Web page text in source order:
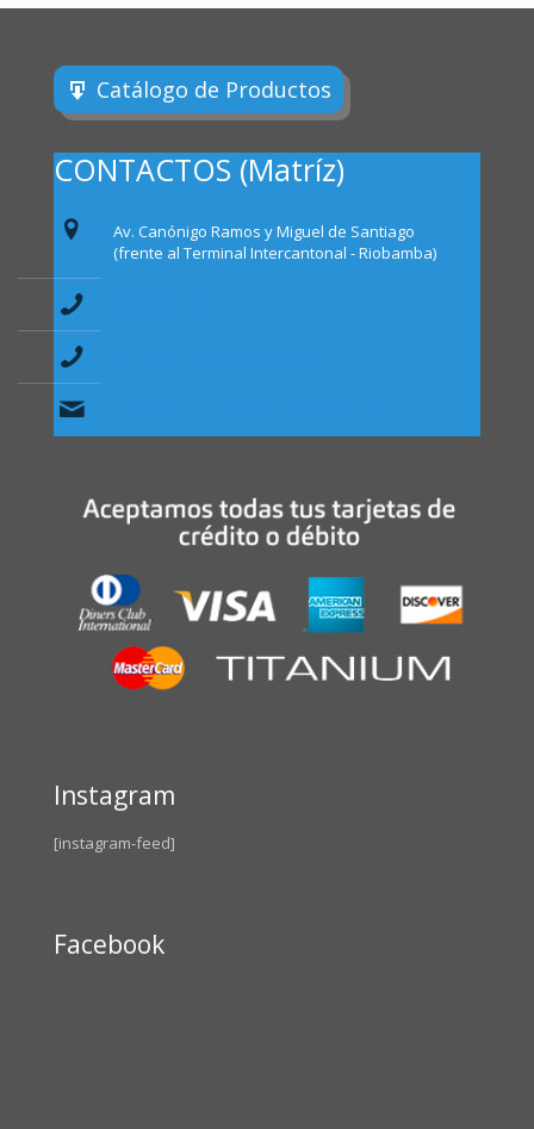
Catálogo de Productos
CONTACTOS (Matríz)
Av. Canónigo Ramos y Miguel de Santiago
(frente al Terminal Intercantonal - Riobamba)
Instagram
[instagram-feed]
Facebook